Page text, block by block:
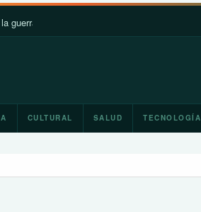
CULTURAL SALUD TECNOLOGÍA